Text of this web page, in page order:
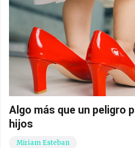
Algo más que un peligro
hijos
Miriam Esteban